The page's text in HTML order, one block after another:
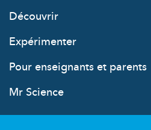
Découvrir
Expérimenter
Pour enseignants et parents
Mr Science